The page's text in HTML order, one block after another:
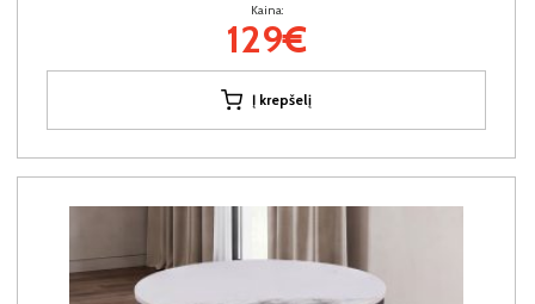
Kaina:
129€
Į krepšelį